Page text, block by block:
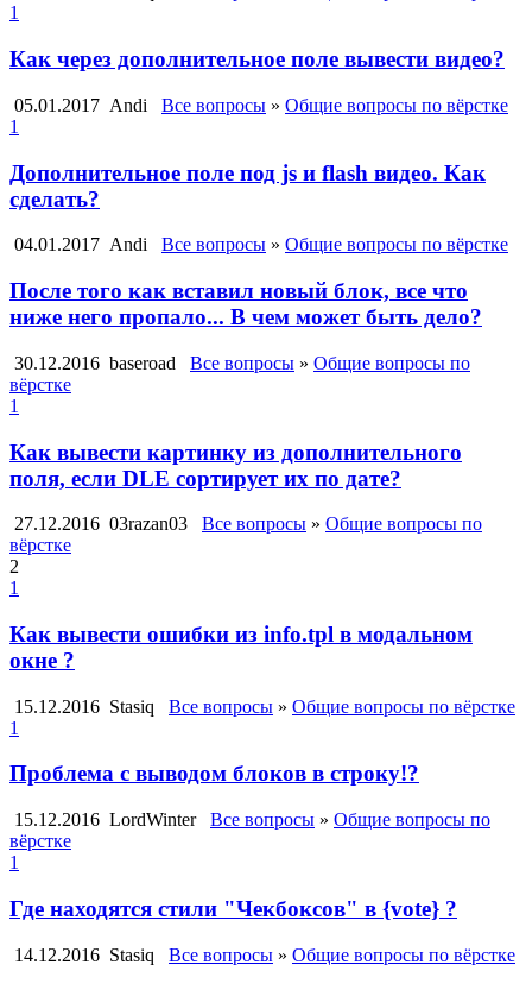
1
Как через дополнительное поле вывести видео?
05.01.2017 Andi Все вопросы » Общие вопросы по вёрстке
1
Дополнительное поле под js и flash видео. Как
сделать?
04.01.2017 Andi Все вопросы » Общие вопросы по вёрстке
После того как вставил новый блок, все что
ниже него пропало... В чем может быть дело?
30.12.2016 baseroad Все вопросы » Общие вопросы по
вёрстке
1
Как вывести картинку из дополнительного
поля, если DLE сортирует их по дате?
27.12.2016 03razan03 Все вопросы » Общие вопросы по
вёрстке
2
1
Как вывести ошибки из info.tpl в модальном
окне ?
15.12.2016 Stasiq Все вопросы » Общие вопросы по вёрстке
1
Проблема с выводом блоков в строку!?
15.12.2016 LordWinter Все вопросы » Общие вопросы по
вёрстке
1
Где находятся стили "Чекбоксов" в {vote} ?
14.12.2016 Stasiq Все вопросы » Общие вопросы по вёрстке